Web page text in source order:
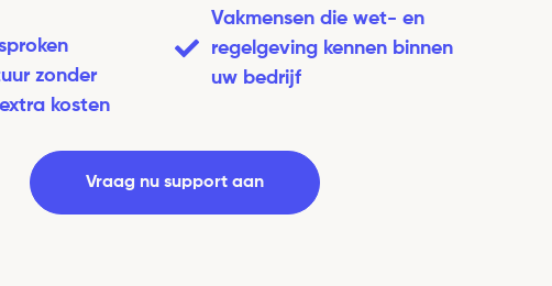
zonder
kosten
Vakmensen die wet- en
regelgeving kennen binnen
uw bedrijf
Vraag nu support aan